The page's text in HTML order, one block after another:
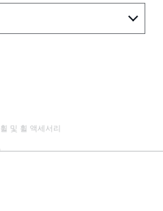
휠 및 휠 액세서리